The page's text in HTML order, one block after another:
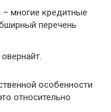
– многие кредитные
перечень
особенности
относительно